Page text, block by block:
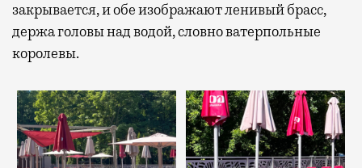
закрывается, и обе изображают ленивый брасс,
держа головы над водой, словно ватерпольные
королевы.